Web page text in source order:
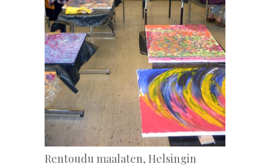
Rentoudu maalaten, Helsingin